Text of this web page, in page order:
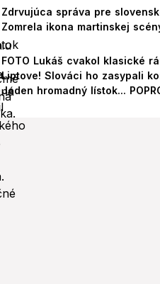
Zdrvujúca správa pre
Zomrela ikona martinskej
FOTO Lukáš cvakol klasické
Liptove! Slováci ho zasypali
Jeden hromadný lístok...